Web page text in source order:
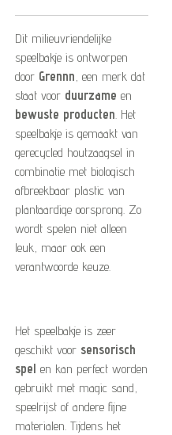
Dit milieuvriendelijke
speelbakje is ontworpen
door Grennn, een merk dat
staat voor duurzame en
bewuste producten. Het
speelbakje is gemaakt van
gerecycled houtzaagsel in
combinatie met biologisch
afbreekbaar plastic van
plantaardige oorsprong. Zo
wordt spelen niet alleen
leuk, maar ook een
verantwoorde keuze.
Het speelbakje is zeer
geschikt voor sensorisch
spel en kan perfect worden
gebruikt met magic sand,
speelrijst of andere fijne
materialen. Tijdens het